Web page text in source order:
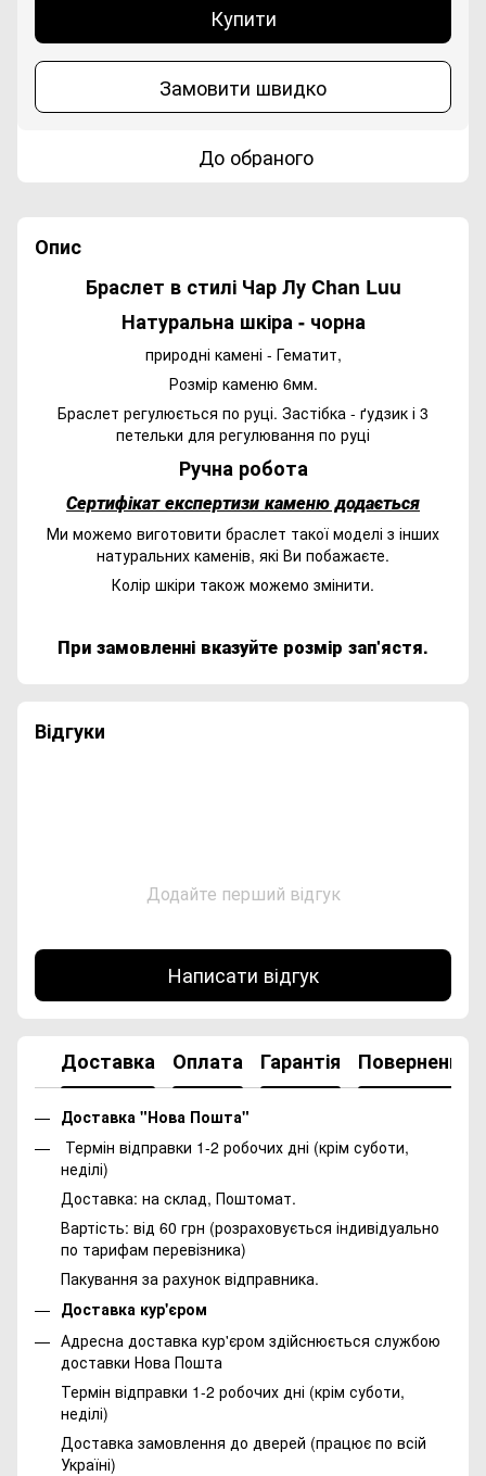
Купити
Замовити швидко
До обраного
Опис
Браслет в стилі Чар Лу Chan Luu
Натуральна шкіра - чорна
природні камені - Гематит,
Розмір каменю 6мм.
Браслет регулюється по руці. Застібка - ґудзик і 3
петельки для регулювання по руці
Ручна робота
Сертифікат експертизи каменю додається
Ми можемо виготовити браслет такої моделі з інших
натуральних каменів, які Ви побажаєте.
Колір шкіри також можемо змінити.
При замовленні вказуйте розмір зап'ястя.
Відгуки
Додайте перший відгук
Написати відгук
Доставка Оплата Гарантія Повернення
Доставка "Нова Пошта"
Термін відправки 1-2 робочих дні (крім суботи,
неділі)
Доставка: на склад, Поштомат.
Вартість: від 60 грн (розраховується індивідуально
по тарифам перевізника)
Пакування за рахунок відправника.
Доставка кур'єром
Адресна доставка кур'єром здійснюється службою
доставки Нова Пошта
Термін відправки 1-2 робочих дні (крім суботи,
неділі)
Доставка замовлення до дверей (працює по всій
Україні)